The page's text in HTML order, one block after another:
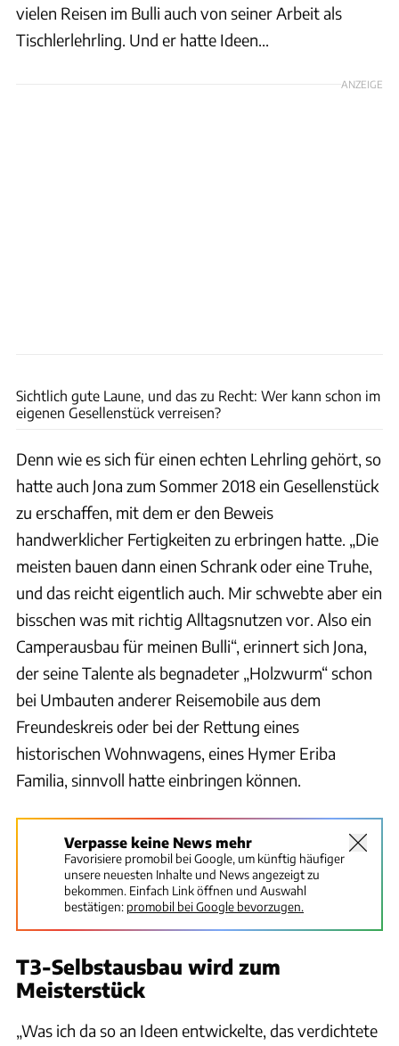
vielen Reisen im Bulli auch von seiner Arbeit als
Tischlerlehrling. Und er hatte Ideen...
ANZEIGE
Sichtlich gute Laune, und das zu Recht: Wer kann schon im
eigenen Gesellenstück verreisen?
Denn wie es sich für einen echten Lehrling gehört, so
hatte auch Jona zum Sommer 2018 ein Gesellenstück
zu erschaffen, mit dem er den Beweis
handwerklicher Fertigkeiten zu erbringen hatte. „Die
meisten bauen dann einen Schrank oder eine Truhe,
und das reicht eigentlich auch. Mir schwebte aber ein
bisschen was mit richtig Alltagsnutzen vor. Also ein
Camperausbau für meinen Bulli“, erinnert sich Jona,
der seine Talente als begnadeter „Holzwurm“ schon
bei Umbauten anderer Reisemobile aus dem
Freundeskreis oder bei der Rettung eines
historischen Wohnwagens, eines Hymer Eriba
Familia, sinnvoll hatte einbringen können.
Verpasse keine News mehr
Favorisiere promobil bei Google, um künftig häufiger
unsere neuesten Inhalte und News angezeigt zu
bekommen. Einfach Link öffnen und Auswahl
bestätigen: promobil bei Google bevorzugen.
T3-Selbstausbau wird zum
Meisterstück
„Was ich da so an Ideen entwickelte, das verdichtete